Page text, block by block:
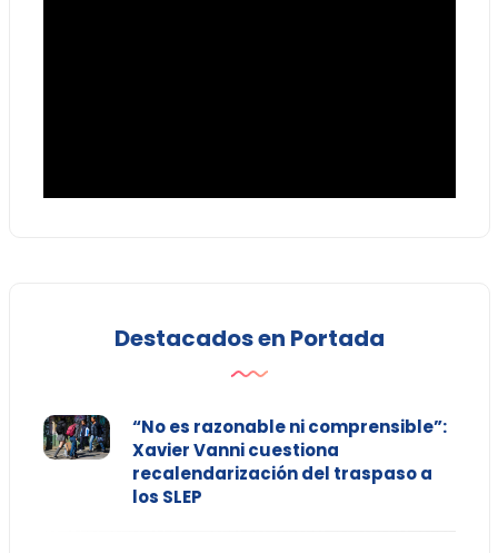
Destacados en Portada
“No es razonable ni comprensible”:
Xavier Vanni cuestiona
recalendarización del traspaso a
los SLEP